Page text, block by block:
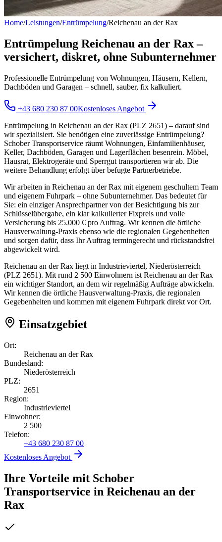
Home/Leistungen/Entrümpelung/Reichenau an der Rax
Entrümpelung Reichenau an der Rax –
versichert, diskret, ohne Subunternehmer
Professionelle Entrümpelung von Wohnungen, Häusern, Kellern,
Dachböden und Garagen – schnell, sauber, fix kalkuliert.
+43 680 230 87 00Kostenloses Angebot
Entrümpelung in Reichenau an der Rax (PLZ 2651) – darauf sind
wir spezialisiert. Sie benötigen eine zuverlässige Entrümpelung?
Schober Transportservice räumt Wohnungen, Einfamilienhäuser,
Keller, Dachböden, Garagen und Lagerflächen besenrein. Möbel,
Hausrat, Elektrogeräte und Sperrgut transportieren wir ab. Die
weitere Behandlung erfolgt über befugte Partnerbetriebe.
Wir arbeiten in Reichenau an der Rax mit eigenem geschultem Team
und eigenem Fuhrpark – ohne Subunternehmer. Das bedeutet für
Sie: ein einziger Ansprechpartner von der Besichtigung bis zur
Schlüsselübergabe, ein klar kalkulierter Fixpreis und volle
Versicherung bis 25.000 € pro Auftrag. Wir kennen die örtliche
Hausverwaltung-Praxis ebenso wie die regionalen Gegebenheiten
und sorgen dafür, dass Ihr Auftrag termingerecht und rückstandsfrei
abgewickelt wird.
Reichenau an der Rax liegt in Industrieviertel, Niederösterreich
(PLZ 2651). Mit rund 2 500 Einwohnern ist Reichenau an der Rax
ein wichtiger Standort, an dem wir regelmäßig Aufträge abwickeln.
Wir kennen die örtliche Hausverwaltung-Praxis, die regionalen
Gegebenheiten und kommen mit eigenem Fuhrpark direkt vor Ort.
Einsatzgebiet
Ort:
Reichenau an der Rax
Bundesland:
Niederösterreich
PLZ:
2651
Region:
Industrieviertel
Einwohner:
2 500
Telefon:
+43 680 230 87 00
Kostenloses Angebot
Ihre Vorteile mit Schober
Transportservice in Reichenau an der
Rax